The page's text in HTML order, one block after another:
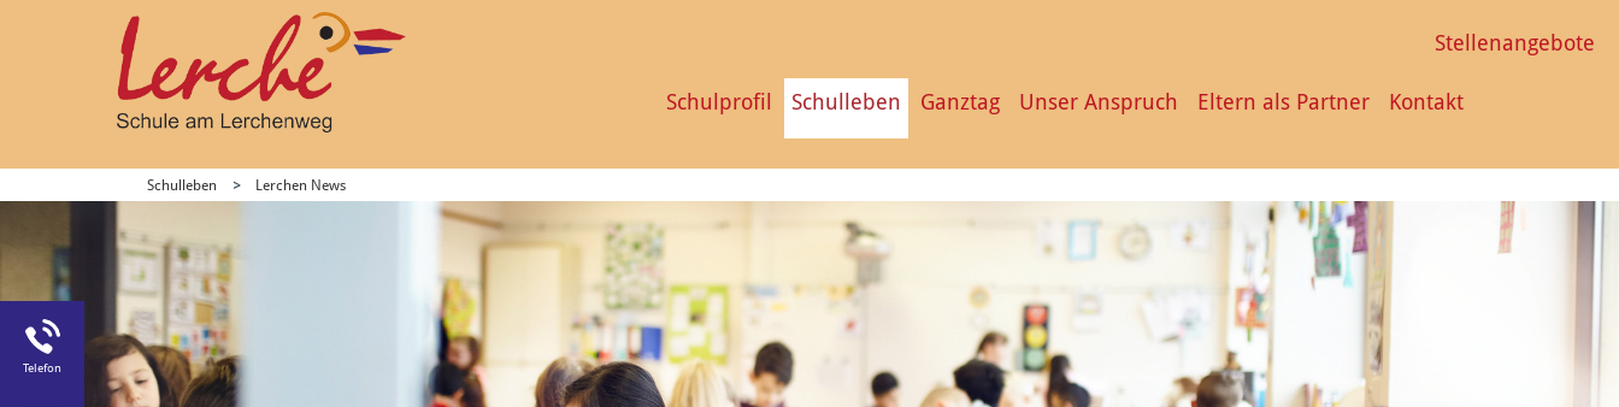
Schulprofil Schulleben Ganztag Unser Anspruch Eltern als Partner Kontakt
Stellenangebote
Schulleben Lerchen News
Telefon
: